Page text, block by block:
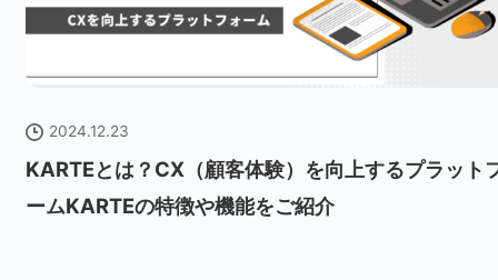
2024.12.23
KARTEとは？CX（顧客体験）を向上するプラット
ームKARTEの特徴や機能をご紹介